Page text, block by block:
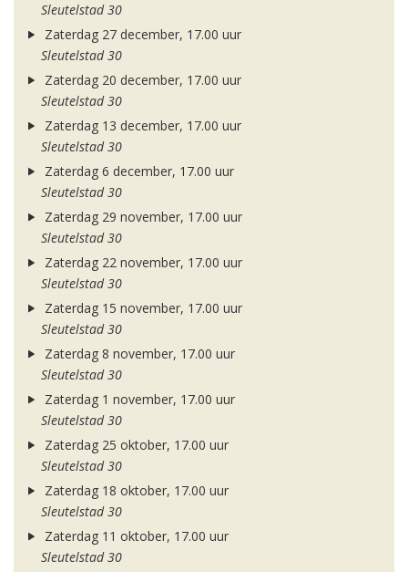
Sleutelstad 30
Zaterdag 27 december, 17.00 uur
Sleutelstad 30
Zaterdag 20 december, 17.00 uur
Sleutelstad 30
Zaterdag 13 december, 17.00 uur
Sleutelstad 30
Zaterdag 6 december, 17.00 uur
Sleutelstad 30
Zaterdag 29 november, 17.00 uur
Sleutelstad 30
Zaterdag 22 november, 17.00 uur
Sleutelstad 30
Zaterdag 15 november, 17.00 uur
Sleutelstad 30
Zaterdag 8 november, 17.00 uur
Sleutelstad 30
Zaterdag 1 november, 17.00 uur
Sleutelstad 30
Zaterdag 25 oktober, 17.00 uur
Sleutelstad 30
Zaterdag 18 oktober, 17.00 uur
Sleutelstad 30
Zaterdag 11 oktober, 17.00 uur
Sleutelstad 30